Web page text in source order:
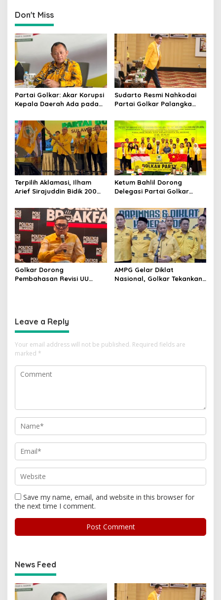
Don't Miss
Partai Golkar: Akar Korupsi
Kepala Daerah Ada pada
Pilkada
Sudarto Resmi Nahkodai
Partai Golkar Palangka
Semakin Solid dan
Dipercaya Rakyat
Terpilih Aklamasi, Ilham
Arief Sirajuddin Bidik 200
Pemilu 2029
Ketum Bahlil Dorong
Delegasi Partai Golkar
Ngabalin Belajar Hilirisasi
Hingga Industrialisasi dari
China
Golkar Dorong
Pembahasan Revisi UU
AMPG Gelar Diklat
Nasional, Golkar Tekankan
Leave a Reply
Your email address will not be published. Required fields are
marked *
Save my name, email, and website in this browser for
the next time I comment.
News Feed